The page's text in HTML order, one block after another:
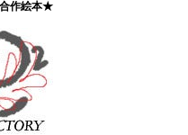
作絵本★